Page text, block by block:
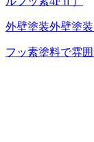
外壁塗装外壁塗
フッ素塗料で雰